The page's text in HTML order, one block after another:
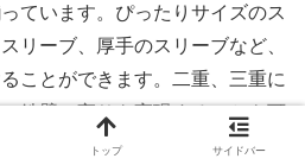
ています。ぴったりサイズのス
リーブ、厚手のスリーブなど、
ことができます。二重、三重に
鉄壁の守りを実現することも可
トップ サイドバー